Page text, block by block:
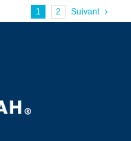
1 2 Suivant